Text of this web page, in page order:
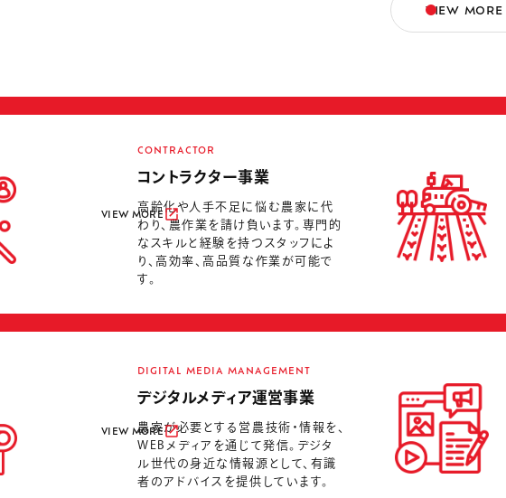
VIEW MORE
CONTRACTOR
コントラクター事業
高齢化や人手不足に悩む農家に代
わり、農作業を請け負います。専門的
なスキルと経験を持つスタッフによ
り、高効率、高品質な作業が可能で
す。
VIEW MORE
DIGITAL MEDIA MANAGEMENT
デジタルメディア運営事業
農家が必要とする営農技術・情報を、
WEBメディアを通じて発信。デジタ
ル世代の身近な情報源として、有識
者のアドバイスを提供しています。
VIEW MORE